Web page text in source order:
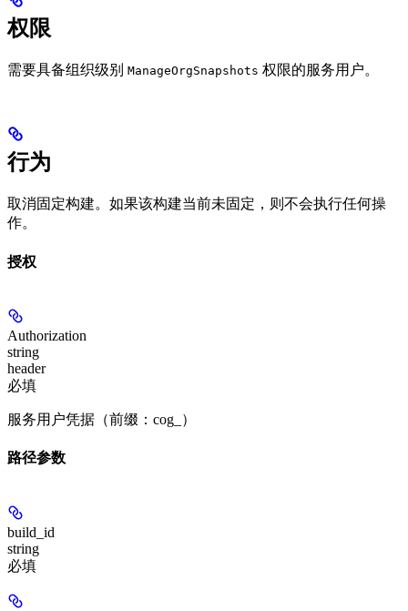
权限
需要具备组织级别 ManageOrgSnapshots 权限的服务用户。
行为
取消固定构建。如果该构建当前未固定，则不会执行任何操
作。
授权
Authorization
string
header
必填
服务用户凭据（前缀：cog_）
路径参数
build_id
string
必填